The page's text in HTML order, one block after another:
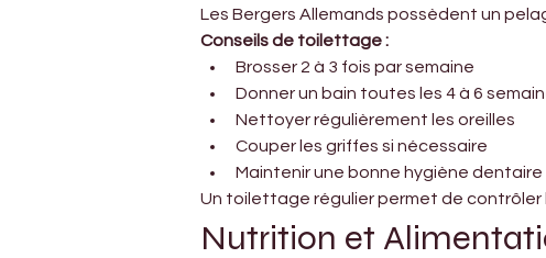
Les Bergers Allemands possèdent un
Conseils de toilettage :
Brosser 2 à 3 fois par semaine
Donner un bain toutes les 4 à 6
Nettoyer régulièrement les oreilles
Couper les griffes si nécessaire
Maintenir une bonne hygiène dentaire
Un toilettage régulier permet de contrôler
Nutrition et